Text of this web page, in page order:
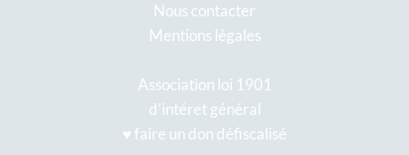
Nous contacter
Mentions légales
Association loi 1901
d'intéret général
♥️ faire un don défiscalisé